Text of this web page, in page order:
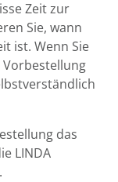
Zeit zur
Sie, wann
ist. Wenn Sie
das
LINDA